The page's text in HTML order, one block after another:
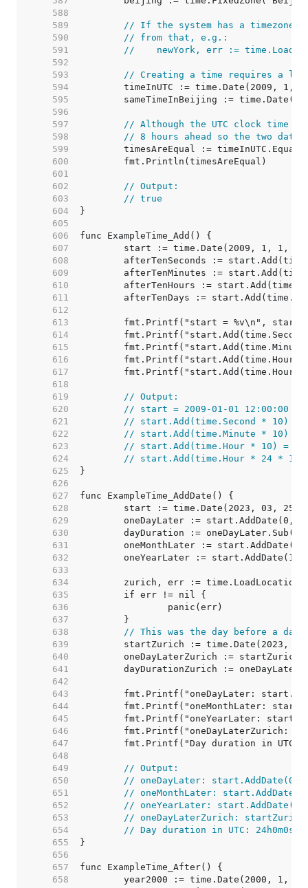
   588
   589
// If the system has a timezone
   590
// from that, e.g.:
   591
//    newYork, err :=
   592
   593
// Creating a time requires a
   594
   595
   596
   597
// Although the UTC clock time
   598
// 8 hours ahead so the two
   599
   600
   601
   602
// Output:
   603
// true
   604
   605
   606
   607
   608
   609
   610
   611
   612
   613
   614
   615
   616
   617
   618
   619
// Output:
   620
// start = 2009-01-01 12:00:00
   621
// start.Add(time.Second * 10) =
   622
// start.Add(time.Minute * 10) =
   623
// start.Add(time.Hour * 10) =
   624
// start.Add(time.Hour * 24 * 10) =
   625
   626
   627
   628
   629
   630
   631
   632
   633
   634
   635
   636
   637
   638
// This was the day before a
   639
   640
   641
   642
   643
   644
   645
   646
   647
   648
   649
// Output:
   650
// oneDayLater: start.AddDate(0,
   651
// oneMonthLater:
   652
// oneYearLater: start.AddDate(1,
   653
// oneDayLaterZurich:
   654
// Day duration in UTC: 24h0m0s
   655
   656
   657
   658